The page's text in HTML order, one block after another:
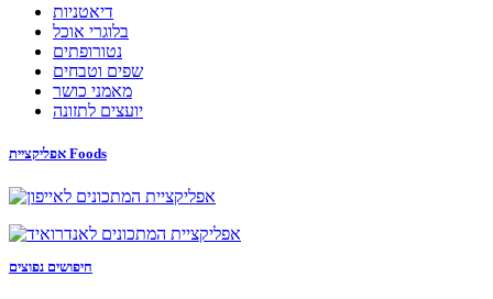
דיאטניות
בלוגרי אוכל
נטורופתים
שפים וטבחים
מאמני כושר
יועצים לתזונה
אפליקציית Foods
חיפושים נפוצים